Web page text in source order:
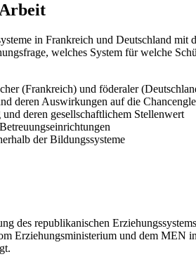
in Frankreich und Deutschland
welches System für welche
(Frankreich) und föderaler
deren Auswirkungen auf die
deren gesellschaftlichem Stellenwert
der Bildungssysteme
des republikanischen
Erziehungsministerium und dem MEN